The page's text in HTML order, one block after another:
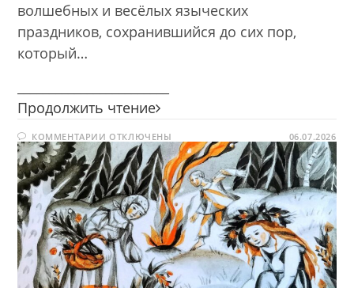
волшебных и весёлых языческих
праздников, сохранившийся до сих пор,
который…
Продолжить чтение Ой
Ивана,
ой
на
Купала…
КОММЕНТАРИИ К
ЗАПИСИ
ОЙ
НА
ИВАНА,
ОЙ
НА
КУПАЛА…
ОТКЛЮЧЕНЫ 06.07.2026